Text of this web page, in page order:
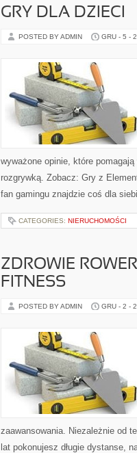
GRY DLA DZIECI
POSTED BY ADMIN GRU - 5 -
wyważone opinie, które
rozgrywką. Zobacz: Gry z
fan gamingu znajdzie coś dla
CATEGORIES: NIERUCHOMOŚCI
ZDROWIE
FITNESS
POSTED BY ADMIN GRU - 2 -
zaawansowania. Niezależnie od
lat pokonujesz długie dystanse,